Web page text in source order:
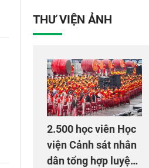
THƯ VIỆN ẢNH
2.500 học viên Học
viện Cảnh sát nhân
dân tổng hợp luyện